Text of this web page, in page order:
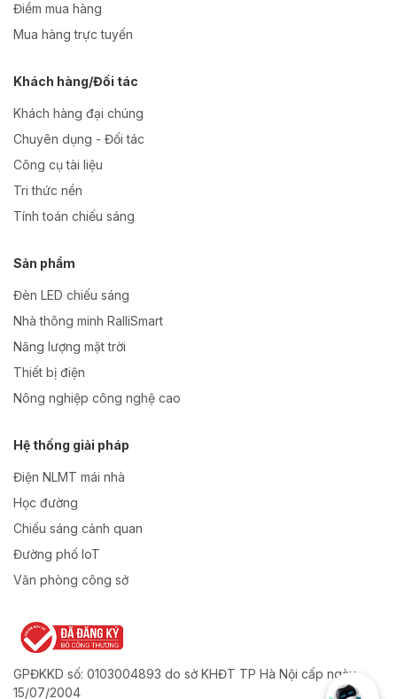
Điểm mua hàng
Mua hàng trực tuyến
Khách hàng/Đối tác
Khách hàng đại chúng
Chuyên dụng - Đối tác
Công cụ tài liệu
Tri thức nền
Tính toán chiếu sáng
Sản phẩm
Đèn LED chiếu sáng
Nhà thông minh RalliSmart
Năng lượng mặt trời
Thiết bị điện
Nông nghiệp công nghệ cao
Hệ thống giải pháp
Điện NLMT mái nhà
Học đường
Chiếu sáng cảnh quan
Đường phố IoT
Văn phòng công sở
GPĐKKD số: 0103004893 do sở KHĐT TP Hà Nội cấp ngày
15/07/2004